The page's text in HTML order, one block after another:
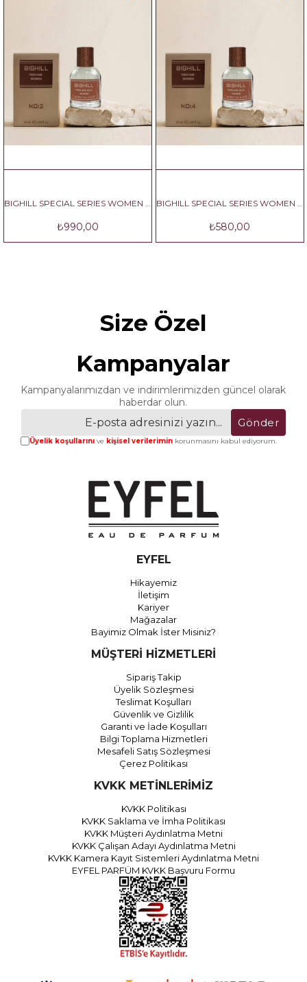
BIGHILL SPECIAL SERIES WOMEN NO:2 BIGHILL SPECIAL SERIES WOMEN NO:4
Size Özel
Kampanyalar
Kampanyalarımızdan ve indirimlerimizden güncel olarak
haberdar olun.
Gönder
Üyelik koşullarınıve kişisel verileriminkorunmasını kabul ediyorum.
EYFEL
Hikayemiz
İletişim
Kariyer
Mağazalar
Bayimiz Olmak İster Misiniz?
MÜŞTERİ HİZMETLERİ
Sipariş Takip
Üyelik Sözleşmesi
Teslimat Koşulları
Güvenlik ve Gizlilik
Garanti ve İade Koşulları
Bilgi Toplama Hizmetleri
Mesafeli Satış Sözleşmesi
Çerez Politikası
KVKK METİNLERİMİZ
KVKK Politikası
KVKK Saklama ve İmha Politikası
KVKK Müşteri Aydınlatma Metni
KVKK Çalışan Adayı Aydınlatma Metni
KVKK Kamera Kayıt Sistemleri Aydınlatma Metni
EYFEL PARFÜM KVKK Başvuru Formu